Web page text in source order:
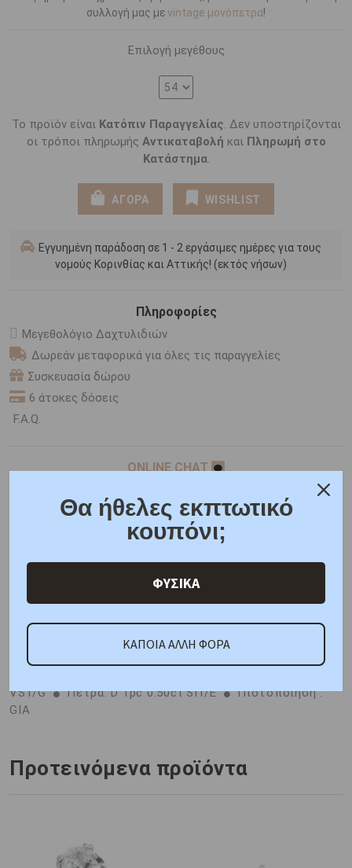
συλλογή μας μεvintage μονόπετρα!
Επιλογή μεγέθους
Το προϊόν είναι Κατόπιν Παραγγελίας. Δεν υποστηρίζονται
οι τρόποι πληρωμής Αντικαταβολή και Πληρωμή στο
Κατάστημα.
ΑΓΟΡΑ WISHLIST
Εγγυημένη παράδοση σε 1 - 2 εργάσιμες ημέρες για τους
νομούς Κορινθίας και Αττικής! (εκτός νήσων)
Πληροφορίες
Μεγεθολόγιο Δαχτυλιδιών
Δωρεάν μεταφορικά για όλες τις παραγγελίες
Συσκευασία δώρου
6 άτοκες δόσεις
F.A.Q.
ONLINE CHAT
Κριτικές
ΚΑΤΟΠΙΝ ΠΑΡΑΓΓΕΛΙΑΣ
Μέταλλο : Κίτρινος Χρυσός
VS1/G
Πέτρα: D 1pc 0.50ct SI1/E
Πιστοποίηση :
GIA
Προτεινόμενα προϊόντα
Θα ήθελες εκπτωτικό
κουπόνι;
ΦΥΣΙΚΑ
ΚΑΠΟΙΑ ΑΛΛΗ ΦΟΡΑ